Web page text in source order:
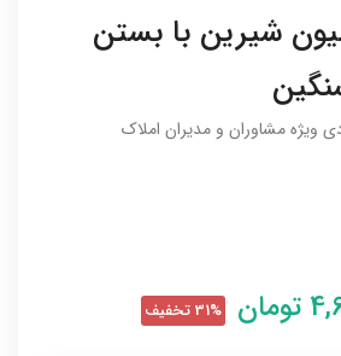
شیرین با بستن
مشاوران و مدیران املاک
تومان 31% تخفیف